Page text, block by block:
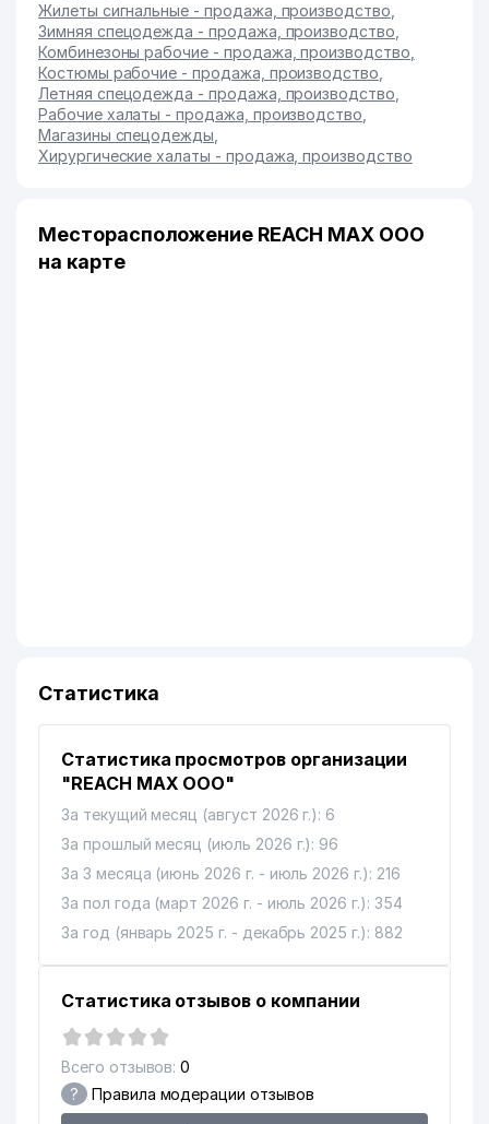
Жилеты сигнальные - продажа, производство
Зимняя спецодежда - продажа, производство
Комбинезоны рабочие - продажа, производство
Костюмы рабочие - продажа, производство
Летняя спецодежда - продажа, производство
Рабочие халаты - продажа, производство
Магазины спецодежды
Хирургические халаты - продажа, производство
Месторасположение REACH MAX ООО
на карте
Статистика
Статистика просмотров организации
"REACH MAX ООО"
За текущий месяц (август 2026 г.): 6
За прошлый месяц (июль 2026 г.): 96
За 3 месяца (июнь 2026 г. - июль 2026 г.): 216
За пол года (март 2026 г. - июль 2026 г.): 354
За год (январь 2025 г. - декабрь 2025 г.): 882
Статистика отзывов о компании
Всего отзывов: 0
? Правила модерации отзывов